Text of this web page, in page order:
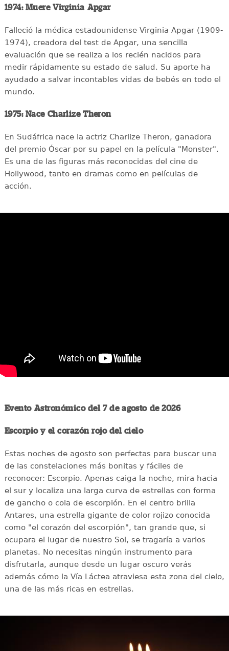
1974: Muere Virginia Apgar
Falleció la médica estadounidense Virginia Apgar (1909-
1974), creadora del test de Apgar, una sencilla
evaluación que se realiza a los recién nacidos para
medir rápidamente su estado de salud. Su aporte ha
ayudado a salvar incontables vidas de bebés en todo el
mundo.
1975: Nace Charlize Theron
En Sudáfrica nace la actriz Charlize Theron, ganadora
del premio Óscar por su papel en la película "Monster".
Es una de las figuras más reconocidas del cine de
Hollywood, tanto en dramas como en películas de
acción.
Evento Astronómico del 7 de agosto de 2026
Escorpio y el corazón rojo del cielo
Estas noches de agosto son perfectas para buscar una
de las constelaciones más bonitas y fáciles de
reconocer: Escorpio. Apenas caiga la noche, mira hacia
el sur y localiza una larga curva de estrellas con forma
de gancho o cola de escorpión. En el centro brilla
Antares, una estrella gigante de color rojizo conocida
como "el corazón del escorpión", tan grande que, si
ocupara el lugar de nuestro Sol, se tragaría a varios
planetas. No necesitas ningún instrumento para
disfrutarla, aunque desde un lugar oscuro verás
además cómo la Vía Láctea atraviesa esta zona del cielo,
una de las más ricas en estrellas.